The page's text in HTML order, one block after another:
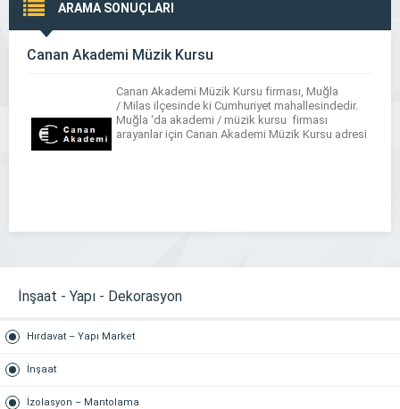
ARAMA SONUÇLARI
Canan Akademi Müzik Kursu
Canan Akademi Müzik Kursu firması, Muğla
/ Milas ilçesinde ki Cumhuriyet mahallesindedir.
Muğla ‘da akademi / müzik kursu firması
arayanlar için Canan Akademi Müzik Kursu adresi
İnşaat - Yapı - Dekorasyon
Hırdavat – Yapı Market
İnşaat
İzolasyon – Mantolama